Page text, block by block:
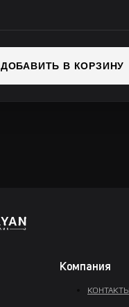
ДОБАВИТЬ В КОРЗИНУ
Компания
КОНТАКТЫ